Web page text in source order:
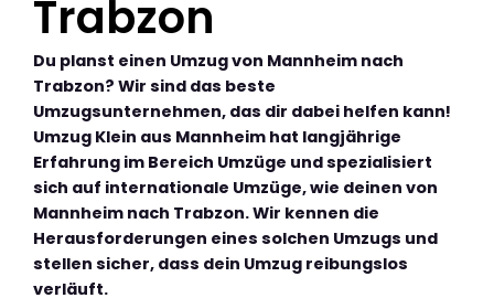
Trabzon
Du planst einen Umzug von Mannheim nach
Trabzon? Wir sind das beste
Umzugsunternehmen, das dir dabei helfen kann!
Umzug Klein aus Mannheim hat langjährige
Erfahrung im Bereich Umzüge und spezialisiert
sich auf internationale Umzüge, wie deinen von
Mannheim nach Trabzon. Wir kennen die
Herausforderungen eines solchen Umzugs und
stellen sicher, dass dein Umzug reibungslos
verläuft.